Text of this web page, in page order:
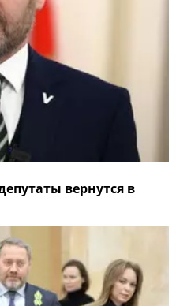
вернутся в